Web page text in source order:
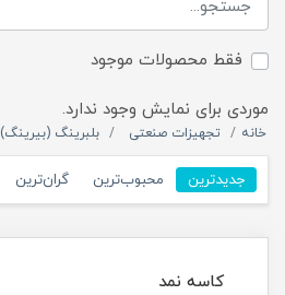
فقط محصولات موجود
موردی برای نمایش وجود ندارد.
خانه تجهیزات صنعتی بلبرینگ (بیرینگ)
جدیدترین محبوب‌ترین گران‌ترین
کاسه نمد